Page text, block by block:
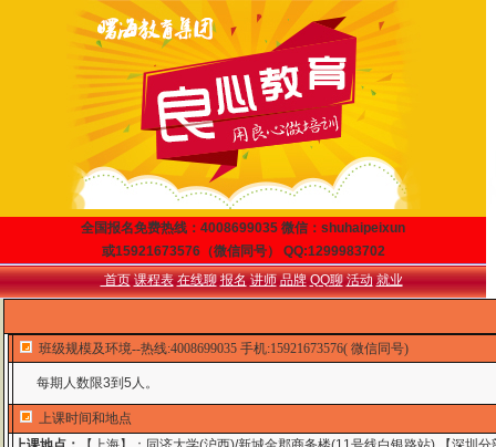
全国报名免费热线：4008699035 微信：shuhaipeixun
或15921673576（微信同号） QQ:1299983702
首页 课程表 在线聊 报名 讲师 品牌 QQ聊 活动 就业
班级规模及环境--热线:4008699035 手机:15921673576( 微信同号)
每期人数限3到5人。
上课时间和地点